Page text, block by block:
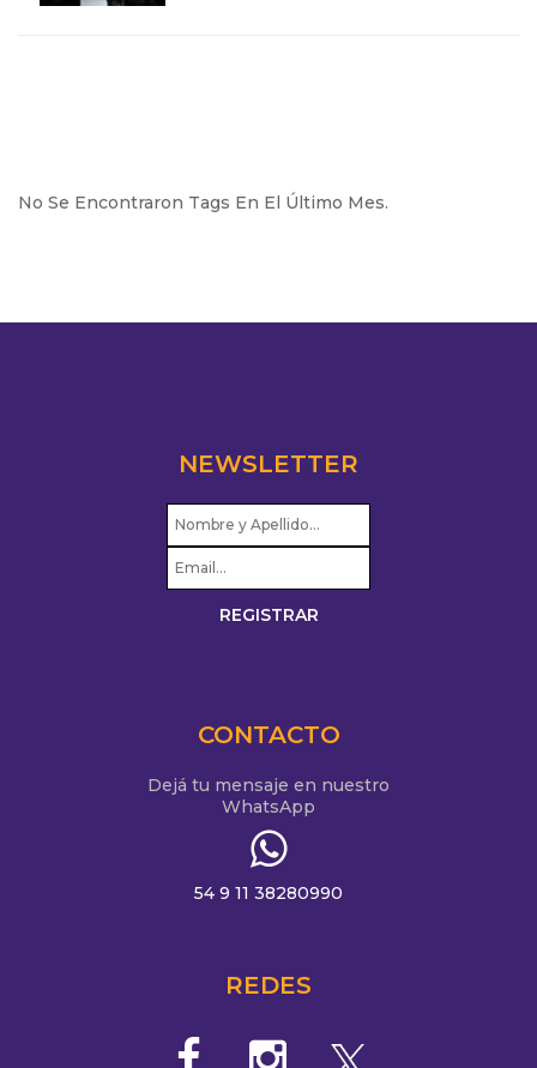
No Se Encontraron Tags En El Último Mes.
NEWSLETTER
CONTACTO
Dejá tu mensaje en nuestro
WhatsApp
54 9 11 38280990
REDES